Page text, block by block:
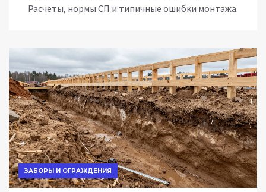
Расчеты, нормы СП и типичные ошибки монтажа.
ЗАБОРЫ И ОГРАЖДЕНИЯ